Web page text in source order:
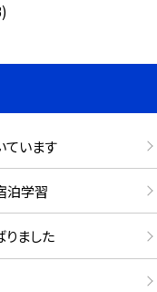
ています
泊学習
ました